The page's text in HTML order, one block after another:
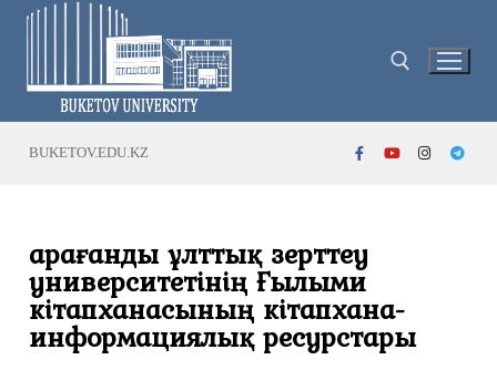
BUKETOV.EDU.KZ
Қарағанды ұлттық зерттеу
университетінің Ғылыми
кітапханасының кітапхана-
информациялық ресурстары